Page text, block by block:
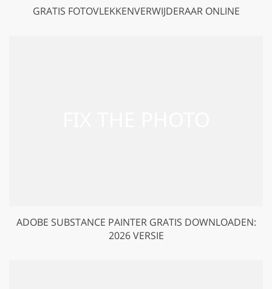
GRATIS FOTOVLEKKENVERWIJDERAAR ONLINE
ADOBE SUBSTANCE PAINTER GRATIS DOWNLOADEN:
2026 VERSIE